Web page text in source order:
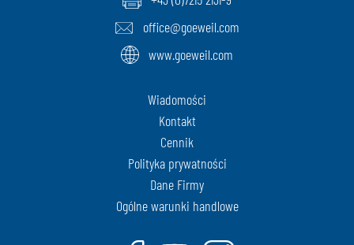
office@goeweil.com
www.goeweil.com
Wiadomości
Kontakt
Cennik
Polityka prywatności
Dane Firmy
Ogólne warunki handlowe